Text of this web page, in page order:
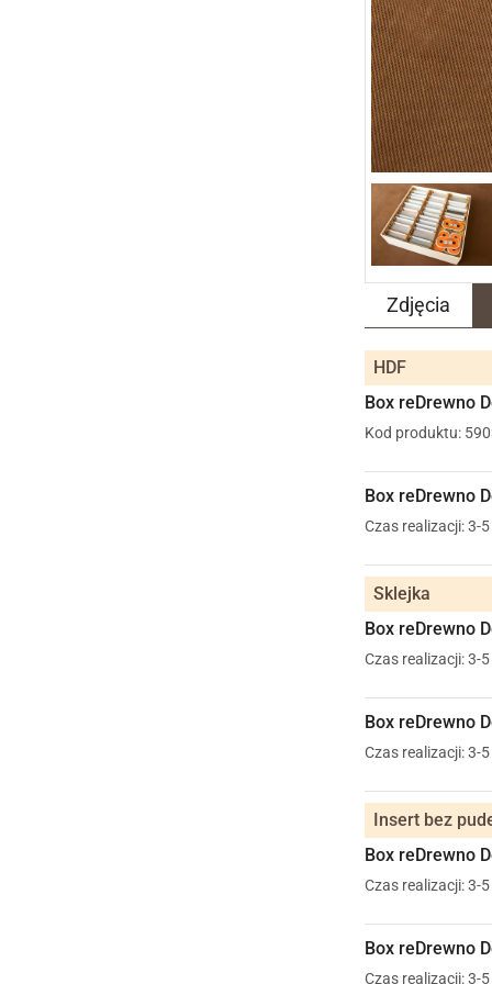
Zdjęcia
HDF
Box reDrewno
Kod produktu:
Box reDrewno
Czas realizacji: 3-
Sklejka
Box reDrewno
Czas realizacji: 3-
Box reDrewno
Czas realizacji: 3-
Insert bez
Box reDrewno
Czas realizacji: 3-
Box reDrewno
Czas realizacji: 3-